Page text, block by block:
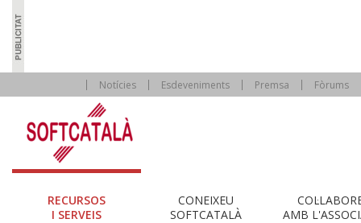
Notícies Esdeveniments Premsa Fòrums
RECURSOS
I SERVEIS
CONEIXEU
SOFTCATALÀ
AMB